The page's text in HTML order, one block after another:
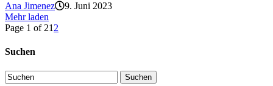
Ana Jimenez
9. Juni 2023
Mehr laden
Page 1 of 21 2
Suchen